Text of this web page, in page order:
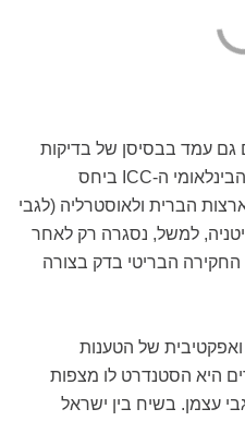
גם עמד בבסיסן של בדיקות
וחקירות שערך בית הדין הפלילי הבינלאומי ה-ICC ביחס
הברית ולאוסטרליה (לגבי
למשל, נסגרה רק לאחר
החקירה הבריטי בדק בצורה
של הטענות
היא הסטנדרט לו מצפות
עצמן. בשיח בין ישראל